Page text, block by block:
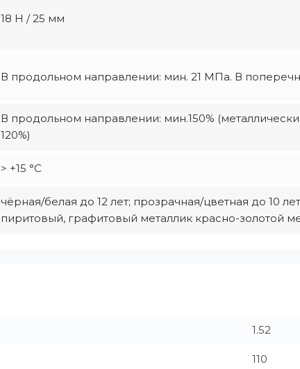
18 Н / 25 мм
В продольном направлении: мин. 21 МПа. В
В продольном направлении: мин.150%
120%)
> +15 °C
чёрная/белая до 12 лет; прозрачная/цветная до 10
пиритовый, графитовый металлик красно-золотoй
1.52
110